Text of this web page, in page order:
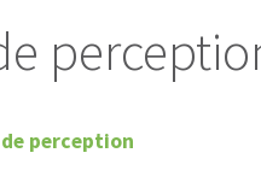
perception